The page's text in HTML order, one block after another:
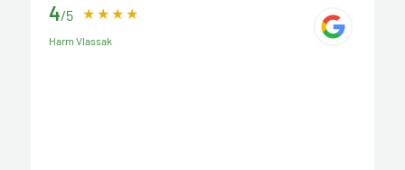
4/5
Harm Vlassak